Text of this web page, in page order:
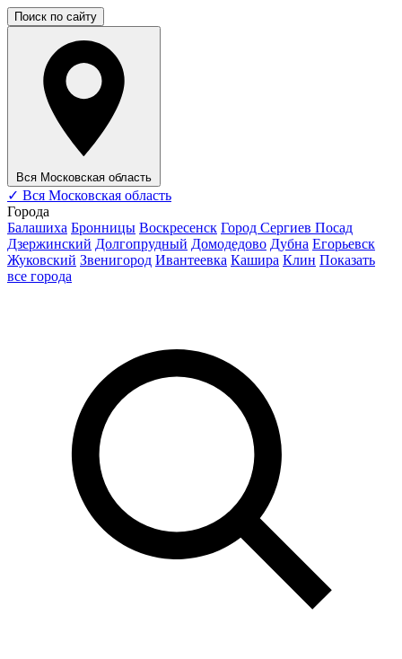
Поиск по сайту
Вся Московская область
✓ Вся Московская область
Города
Балашиха Бронницы Воскресенск Город Сергиев Посад
Дзержинский Долгопрудный Домодедово Дубна Егорьевск
Жуковский Звенигород Ивантеевка Кашира Клин Показать
все города